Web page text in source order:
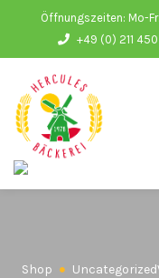
Öffnungszeiten: Mo-
+49 (0) 211
Shop Uncategorized